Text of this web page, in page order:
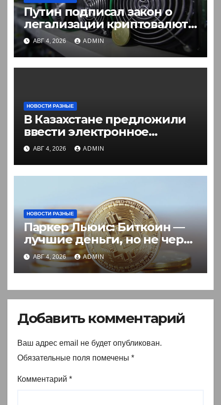
Путин подписал закон о
легализации криптовалют
в России. Что нужно знать
АВГ 4, 2026 ADMIN
НОВОСТИ РАЗНЫЕ
В Казахстане предложили
ввести электронное
разрешение на въезд для
иностранцев
АВГ 4, 2026 ADMIN
НОВОСТИ РАЗНЫЕ
Паркер Льюис: Биткоин —
лучшие деньги, но не через
акции
АВГ 4, 2026 ADMIN
Добавить комментарий
Ваш адрес email не будет опубликован.
Обязательные поля помечены *
Комментарий *